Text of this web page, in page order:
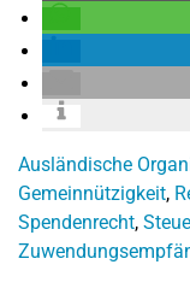
Ausländische
Gemeinnützigkeit,
Spendenrecht,